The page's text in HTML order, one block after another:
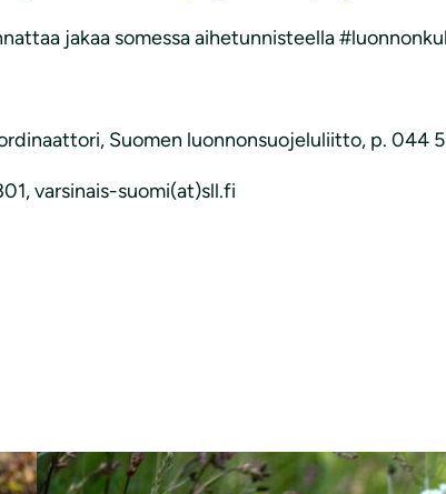
jakaa somessa aihetunnisteella
Suomen luonnonsuojeluliitto, p. 044
varsinais-suomi(at)sll.fi